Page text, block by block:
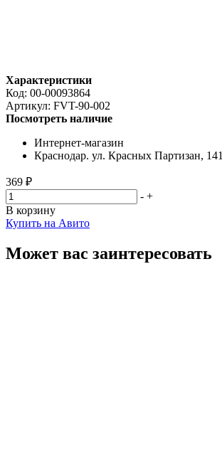
Характеристики
Код: 00-00093864
Артикул: FVT-90-002
Посмотреть наличие
Интернет-магазин
Краснодар. ул. Красных Партизан, 141
369 ₽
- +
В корзину
Купить на Авито
Может вас заинтересовать